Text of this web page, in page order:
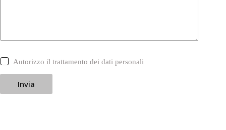
C
a
s
Autorizzo il trattamento dei dati personali
Invia